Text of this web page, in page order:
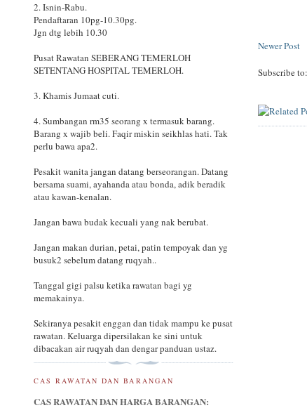
Newer Post
Subscribe
2. Isnin-Rabu.
Pendaftaran 10pg-10.30pg.
Jgn dtg lebih 10.30
Pusat Rawatan SEBERANG TEMERLOH
SETENTANG HOSPITAL TEMERLOH.
3. Khamis Jumaat cuti.
4. Sumbangan rm35 seorang x termasuk barang.
Barang x wajib beli. Faqir miskin seikhlas hati. Tak
perlu bawa apa2.
Pesakit wanita jangan datang berseorangan. Datang
bersama suami, ayahanda atau bonda, adik beradik
atau kawan-kenalan.
Jangan bawa budak kecuali yang nak berubat.
Jangan makan durian, petai, patin tempoyak dan yg
busuk2 sebelum datang ruqyah..
Tanggal gigi palsu ketika rawatan bagi yg
memakainya.
Sekiranya pesakit enggan dan tidak mampu ke pusat
rawatan. Keluarga dipersilakan ke sini untuk
dibacakan air ruqyah dan dengar panduan ustaz.
CAS RAWATAN DAN BARANGAN
CAS RAWATAN DAN HARGA BARANGAN: